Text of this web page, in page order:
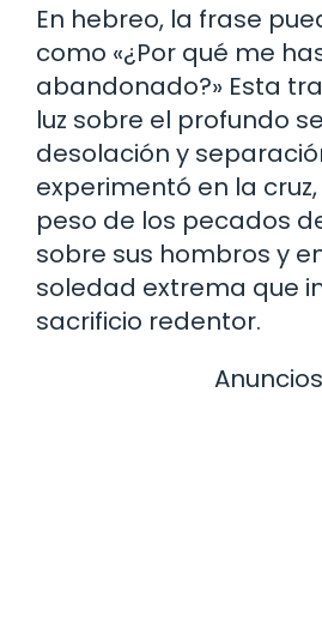
En hebreo, la frase
como «¿Por qué me
abandonado?» Esta
luz sobre el profundo
desolación y
experimentó en la
peso de los pecados
sobre sus hombros y
soledad extrema que
sacrificio redentor.
Anuncios